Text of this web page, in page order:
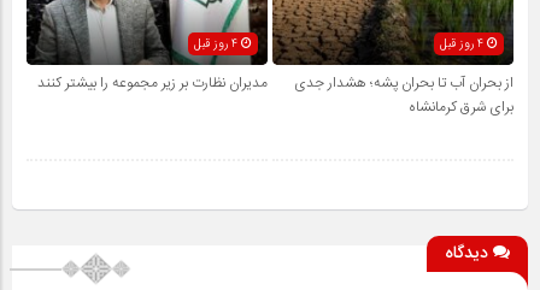
4 روز قبل
از بحران آب تا بحران پشه؛ هشدار جدی
برای شرق کرمانشاه
مدیران نظارت بر زیر مجموعه را بیشتر کنند
دیدگاه